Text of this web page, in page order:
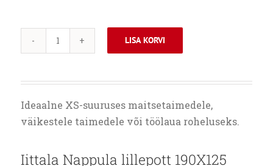
IITTALA
LILLEPOTT
kogus
LISA KORVI
Ideaalne XS-suuruses maitsetaimedele,
väikestele taimedele või töölaua roheluseks.
Iittala Nappula lillepott 190X125